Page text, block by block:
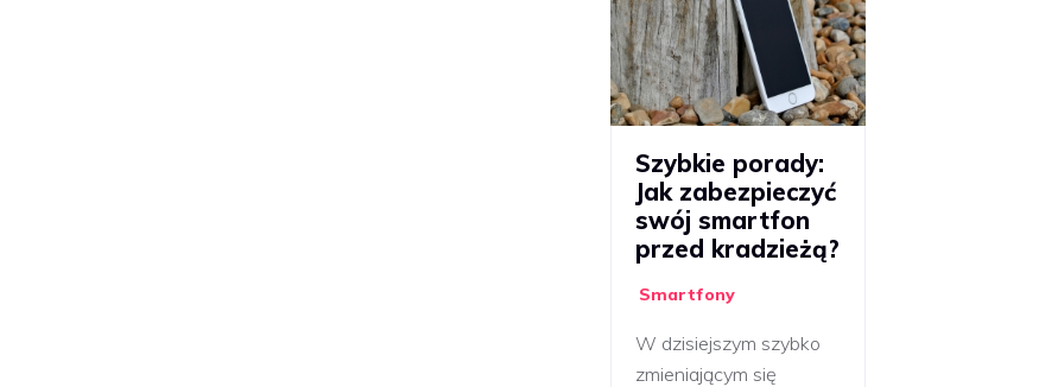
Szybkie porady:
Jak zabezpieczyć
swój smartfon
przed kradzieżą?
Smartfony
W dzisiejszym szybko
zmieniającym się